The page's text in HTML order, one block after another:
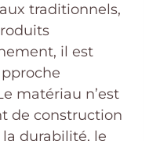
traditionnels,
il est
matériau n’est
de construction
durabilité, le